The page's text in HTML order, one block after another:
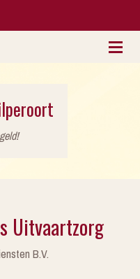
Uitvaartzorg
B.V.